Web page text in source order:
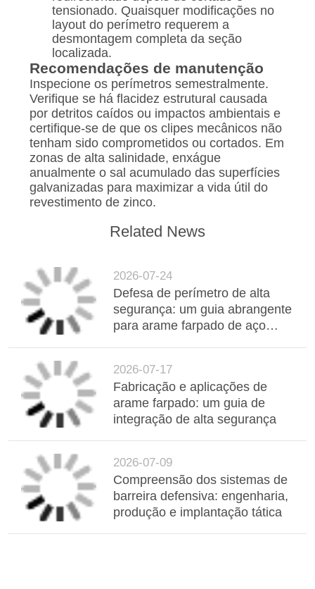
tensionado. Quaisquer modificações no
layout do perímetro requerem a
desmontagem completa da seção
localizada.
Recomendações de manutenção
Inspecione os perímetros semestralmente.
Verifique se há flacidez estrutural causada
por detritos caídos ou impactos ambientais e
certifique-se de que os clipes mecânicos não
tenham sido comprometidos ou cortados. Em
zonas de alta salinidade, enxágue
anualmente o sal acumulado das superfícies
galvanizadas para maximizar a vida útil do
revestimento de zinco.
Related News
2026-07-24
Defesa de perímetro de alta
segurança: um guia abrangente
para arame farpado de aço
2026-07-17
Fabricação e aplicações de
arame farpado: um guia de
integração de alta segurança
2026-07-09
Compreensão dos sistemas de
barreira defensiva: engenharia,
produção e implantação tática